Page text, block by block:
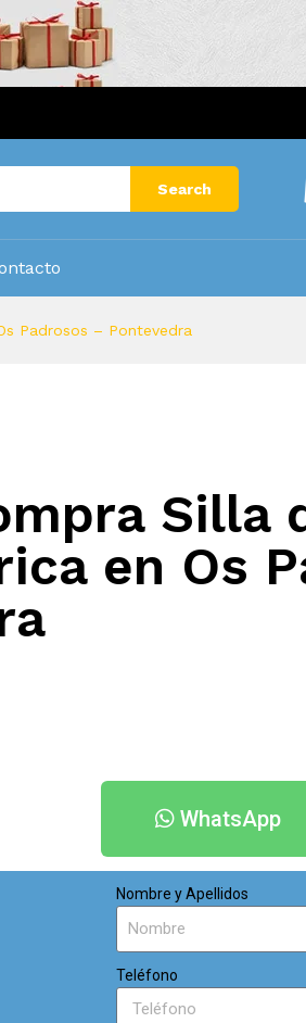
Search
Padrosos – Pontevedra
Silla
en Os
WhatsApp
Nombre y Apellidos
Teléfono